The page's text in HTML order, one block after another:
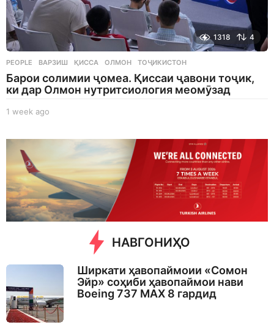
1318 4
PEOPLE ВАРЗИШ ,ҚИССА ,ОЛМОН ,ТОҶИКИСТОН
Барои солимии ҷомеа. Қиссаи ҷавони тоҷик,
ки дар Олмон нутритсиология меомӯзад
1 week ago
g
o
НАВГОНИҲО
Ширкати ҳавопаймоии «Сомон
Эйр» соҳиби ҳавопаймои нави
Boeing 737 MAX 8 гардид